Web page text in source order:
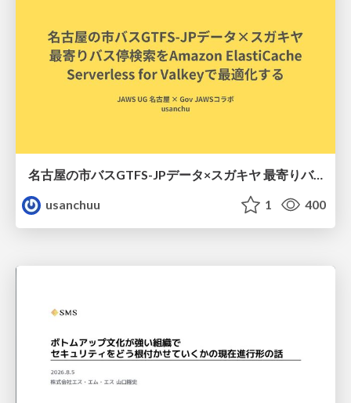
名古屋の市バスGTFS-JPデータ×スガキヤ 最寄りバス停検索をAmazon ElastiCache Serverless for Valkeyで最適化する
usanchuu
1 400